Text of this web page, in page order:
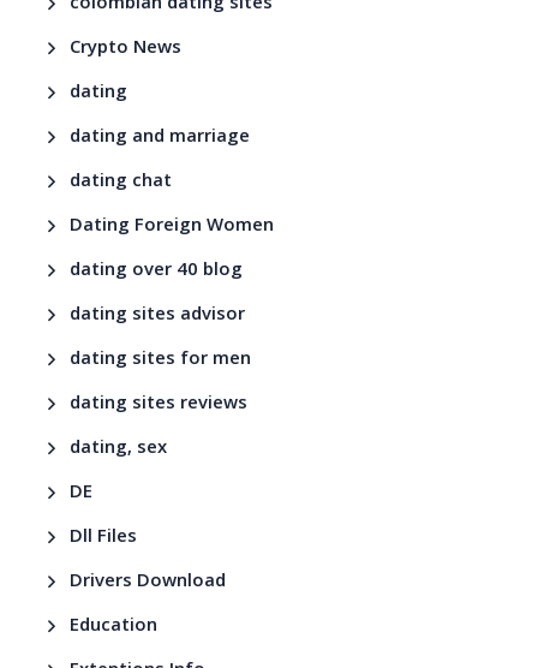
Crypto News
dating
dating and marriage
dating chat
Dating Foreign Women
dating over 40 blog
dating sites advisor
dating sites for men
dating sites reviews
dating, sex
DE
Dll Files
Drivers Download
Education